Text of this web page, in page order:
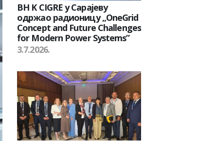
BH K CIGRE у Сарајеву
одржао радионицу „OneGrid
Concept and Future Challenges
for Modern Power Systems”
3.7.2026.